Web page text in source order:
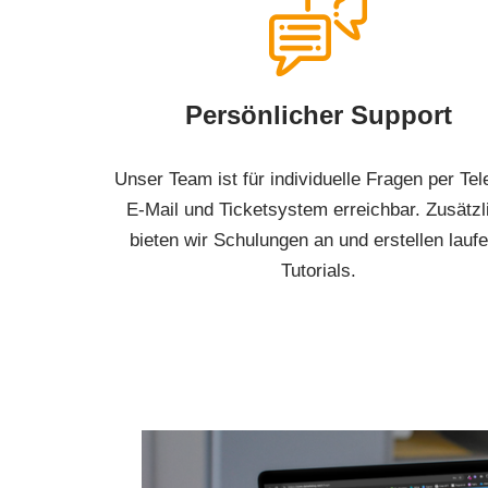
Persönlicher Support
Unser Team ist für individuelle Fragen per
E-Mail und Ticketsystem erreichbar.
bieten wir Schulungen an und erstellen
Tutorials.